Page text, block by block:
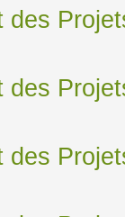
des
des
des